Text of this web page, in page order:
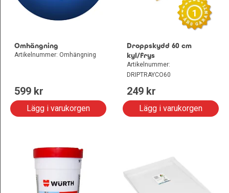
Omhängning
Artikelnummer: Omhängning
599 kr
Lägg i varukorgen
1
Droppskydd 60 cm
kyl/frys
Artikelnummer:
DRIPTRAYCO60
249 kr
Lägg i varukorgen